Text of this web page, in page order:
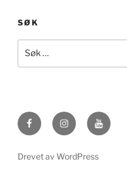
SØK
etter:
FacebookInstagramYouTube
Drevet av WordPress